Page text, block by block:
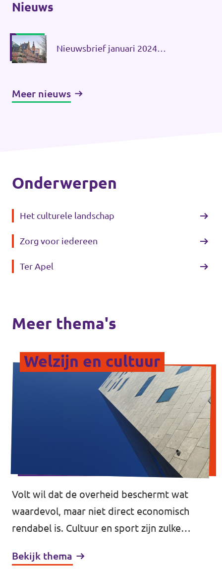
Nieuws
Nieuwsbrief januari 2024
Meer nieuws
Onderwerpen
Het culturele landschap
Zorg voor iedereen
Ter Apel
Meer thema's
Welzijn en cultuur
Volt wil dat de overheid beschermt wat
waardevol, maar niet direct economisch
rendabel is. Cultuur en sport zijn zulke
samenleving. Zij zorgen voor verbinding
Bekijk thema